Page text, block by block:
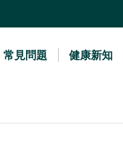
常見問題 健康新知